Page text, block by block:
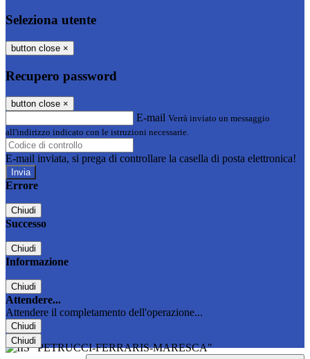
Seleziona utente
button close ×
Recupero password
button close ×
E-mail Verrà inviato un messaggio
all'indirizzo indicato con le istruzioni necessarie.
E-mail inviata, si prega di controllare la casella di posta elettronica!
Errore
Chiudi
Successo
Chiudi
Informazione
Chiudi
Attendere...
Attendere il completamento dell'operazione...
Chiudi
Chiudi